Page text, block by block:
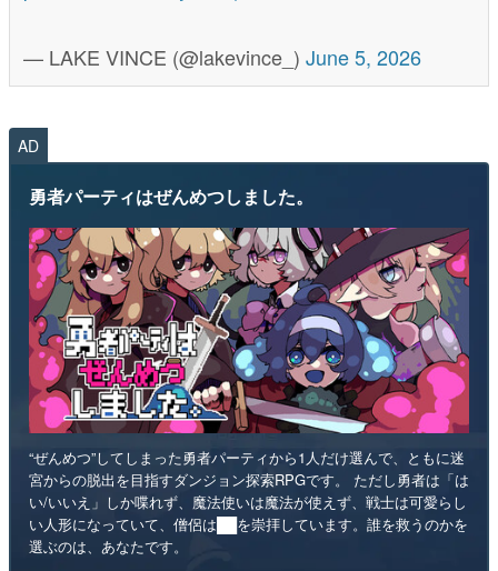
— LAKE VINCE (@lakevince_) June 5, 2026
AD
勇者パーティはぜんめつしました。
“ぜんめつ”してしまった勇者パーティから1人だけ選んで、ともに迷
宮からの脱出を目指すダンジョン探索RPGです。 ただし勇者は「は
い/いいえ」しか喋れず、魔法使いは魔法が使えず、戦士は可愛らし
い人形になっていて、僧侶は██を崇拝しています。誰を救うのかを
選ぶのは、あなたです。